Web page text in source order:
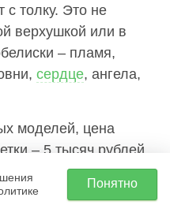
с толку. Это не
верхушкой или в
– пламя,
сердце, ангела,
моделей, цена
– 5 тысяч рублей.
– в наличии, то
Такой
Понятно